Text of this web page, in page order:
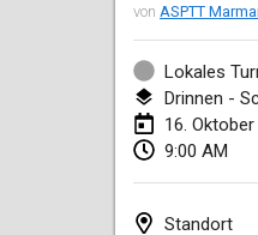
von ASPTT
Lokales
Drinnen -
16.
9:00 AM
Standort
Mölkky
22. Jan.
22. Jan.